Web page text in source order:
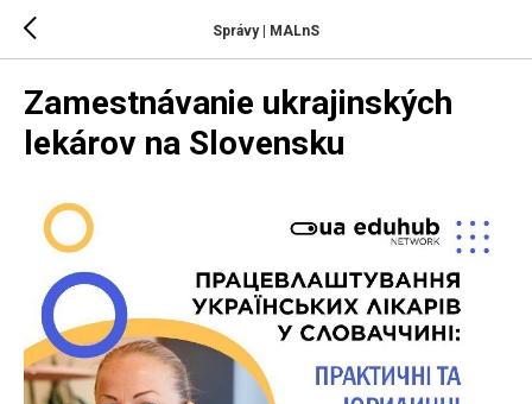
Správy | MALnS
Zamestnávanie ukrajinských
lekárov na Slovensku